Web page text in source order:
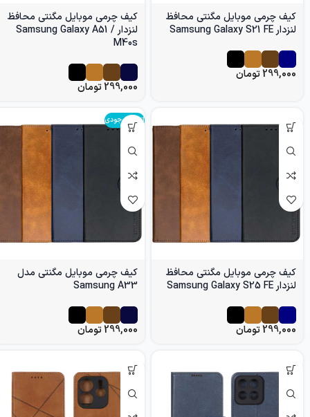
کیف چرمی موبایل مگنتی محافظ
لنزدار Samsung Galaxy S21 FE
299,000تومان
کیف چرمی موبایل مگنتی محافظ
لنزدار Samsung Galaxy A51 /
M40s
299,000تومان
کیف چرمی موبایل مگنتی محافظ
لنزدار Samsung Galaxy S25 FE
299,000تومان
اتمام موجودی
کیف چرمی موبایل مگنتی مدل
Samsung A33
299,000تومان